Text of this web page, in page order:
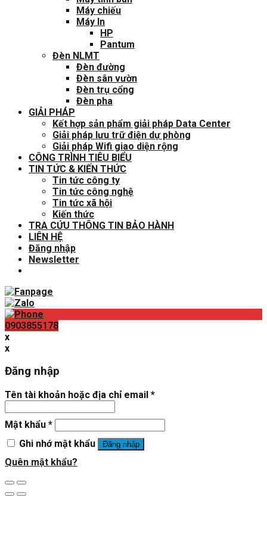
Máy chiếu
Máy In
HP
Pantum
Đèn NLMT
Đèn đường
Đèn sân vườn
Đèn trụ cổng
Đèn pha
GIẢI PHÁP
Kết hợp sản phẩm giải pháp Data Center
Giải pháp lưu trữ điện dự phòng
Giải pháp Wifi giao diện rộng
CÔNG TRÌNH TIÊU BIỂU
TIN TỨC & KIẾN THỨC
Tin tức công ty
Tin tức công nghệ
Tin tức xã hội
Kiến thức
TRA CỨU THÔNG TIN BẢO HÀNH
LIÊN HỆ
Đăng nhập
Newsletter
0903855178
x
x
Đăng nhập
Tên tài khoản hoặc địa chỉ email *
Mật khẩu *
Ghi nhớ mật khẩu
Đăng nhập
Quên mật khẩu?